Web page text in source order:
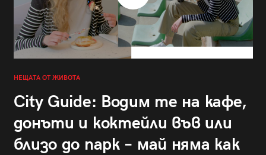
НЕЩАТА ОТ ЖИВОТА
City Guide: Водим те на кафе,
донъти и коктейли във или
близо до парк – май няма как